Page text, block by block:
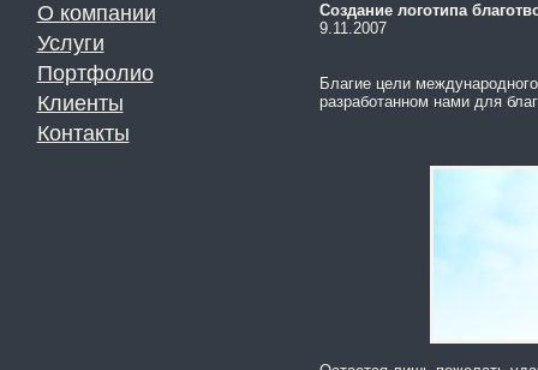
О компании
Услуги
Портфолио
Клиенты
Контакты
Создание логотипа
9.11.2007
Благие цели
разработанном нами для